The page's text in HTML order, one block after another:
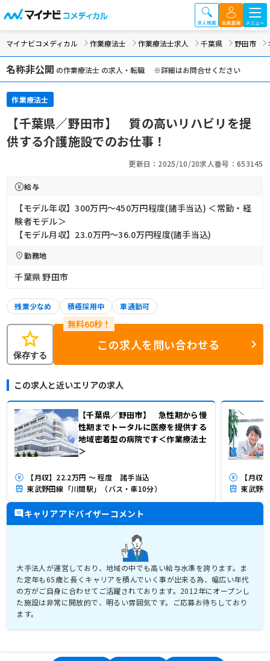
マイナビコメディカル 作業療法士 作業療法士求人 千葉県 野田市
名称非公開 の作業療法士 の求人・転職 ※詳細はお問合せください
作業療法士
【千葉県／野田市】 質の高いリハビリを提
供する介護施設でのお仕事！
更新日：2025/10/20求人番号：653145
給与
【モデル年収】300万円〜450万円程度(諸手当込) ＜常勤・経
験者モデル＞
【モデル月収】23.0万円〜36.0万円程度(諸手当込)
勤務地
千葉県 野田市
残業少なめ 積極採用中 車通勤可
star
保存する
この求人を問い合わせる
この求人と近いエリアの求人
【千葉県／野田市】 急性期から慢
性期までトータルに医療を提供する
地域密着型の病院です＜作業療法士
＞
【月収】22.2万円 ～ 程度 諸手当込
東武野田線「川間駅」（バス・車10分）
【月収
東武野
キャリアアドバイザーコメント
大手法人が運営しており、地域の中でも高い給与水準を誇ります。ま
た定年も65歳と長くキャリアを積んでいく事が出来る為、幅広い年代
の方がご自身に合わせてご活躍されております。2012年にオープンし
た施設は非常に開放的で、明るい雰囲気です。ご応募お待ちしており
ます。